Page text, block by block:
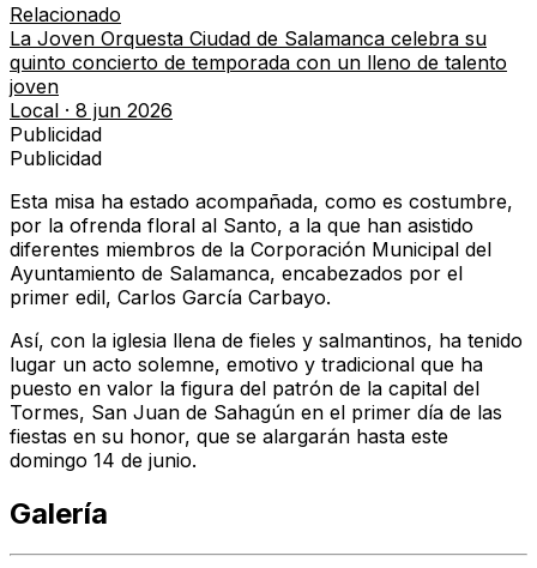
Relacionado
La Joven Orquesta Ciudad de Salamanca celebra su
quinto concierto de temporada con un lleno de talento
joven
Local · 8 jun 2026
Publicidad
Publicidad
Esta misa ha estado acompañada, como es costumbre,
por la ofrenda floral al Santo, a la que han asistido
diferentes miembros de la Corporación Municipal del
Ayuntamiento de Salamanca, encabezados por el
primer edil, Carlos García Carbayo.
Así, con la iglesia llena de fieles y salmantinos, ha tenido
lugar un acto solemne, emotivo y tradicional que ha
puesto en valor la figura del patrón de la capital del
Tormes, San Juan de Sahagún en el primer día de las
fiestas en su honor, que se alargarán hasta este
domingo 14 de junio.
Galería